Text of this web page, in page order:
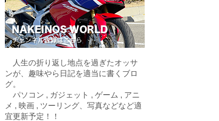
人生の折り返し地点を過ぎたオッサ
ンが、趣味やら日記を適当に書くブロ
グ。
パソコン , ガジェット , ゲーム , アニ
メ , 映画 , ツーリング、写真などなど適
宜更新予定！！